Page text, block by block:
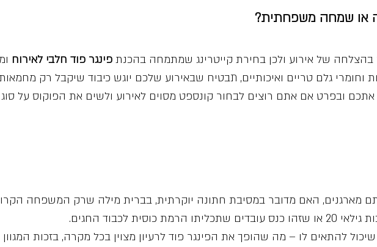
או שמחה משפחתית?
של אירוע ולכן בחירת קייטרינג שמתמחה בהכנת פינגר פוד חלבי לאירוח
גלם טריים ואיכותיים, תבטיח שבאירוע שלכם יוגש כיבוד שיקבל רק
אתכם ובפרט אם אתם רוצים לבחור קונספט מסוים לאירוע ולשים את הפוקוס על
מארגנים, האם מדובר במסיבת חתונה יוקרתית, בברית מילה שרק המשפחה
לכבוד החגים.
להתאים לו – מה שהופך את הפינגר פוד לרעיון מצוין בכל מקרה, בזכות